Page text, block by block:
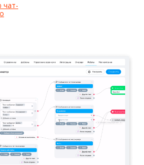
чат-